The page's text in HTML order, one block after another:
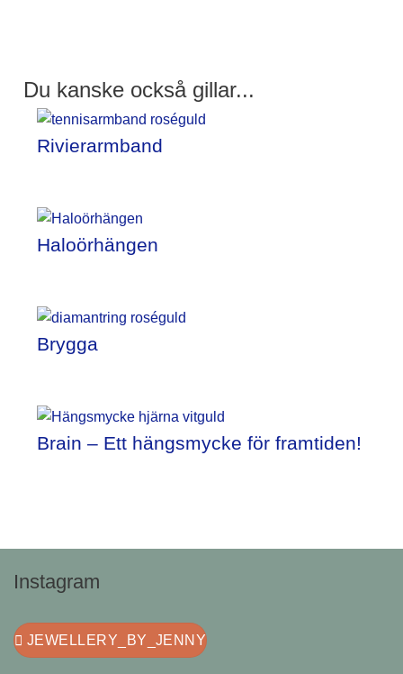
Du kanske också gillar...
Rivierarmband
Haloörhängen
Brygga
Brain – Ett hängsmycke för framtiden!
Instagram
JEWELLERY_BY_JENNY